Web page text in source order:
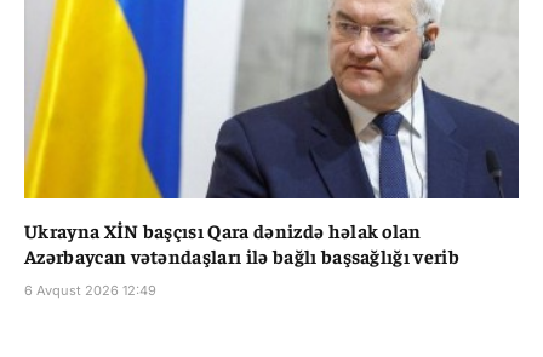
Ukrayna XİN başçısı Qara dənizdə həlak olan
Azərbaycan vətəndaşları ilə bağlı başsağlığı verib
6 Avqust 2026 12:49